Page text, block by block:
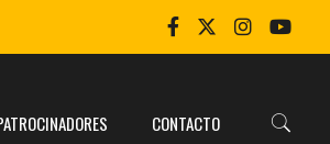
CONTACTO